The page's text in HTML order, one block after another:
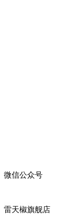
微信公众号
雷天椒旗舰店